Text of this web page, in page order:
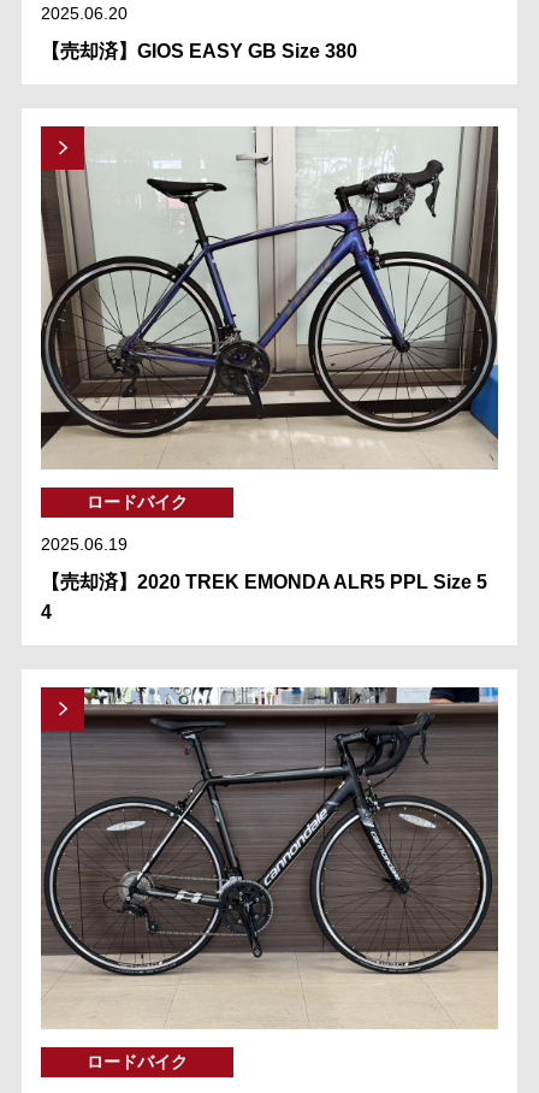
2025.06.20
【売却済】GIOS EASY GB Size 380
ロードバイク
2025.06.19
【売却済】2020 TREK EMONDA ALR5 PPL Size 5
4
ロードバイク